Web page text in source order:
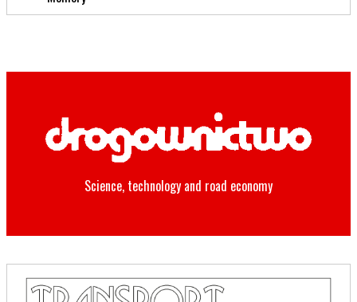
Science, technology and road economy